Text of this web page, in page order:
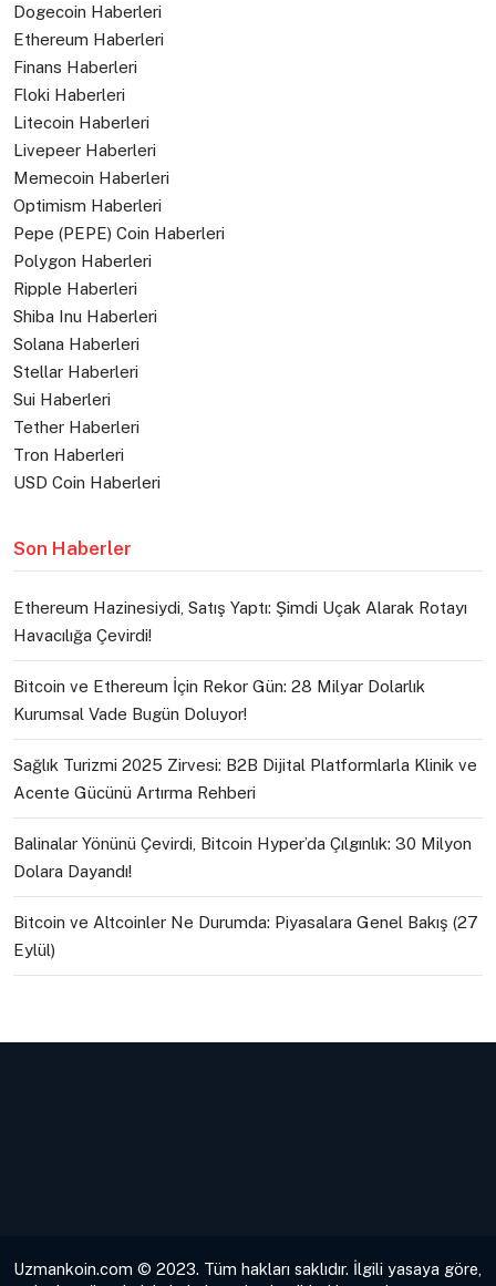
Dogecoin Haberleri
Ethereum Haberleri
Finans Haberleri
Floki Haberleri
Litecoin Haberleri
Livepeer Haberleri
Memecoin Haberleri
Optimism Haberleri
Pepe (PEPE) Coin Haberleri
Polygon Haberleri
Ripple Haberleri
Shiba Inu Haberleri
Solana Haberleri
Stellar Haberleri
Sui Haberleri
Tether Haberleri
Tron Haberleri
USD Coin Haberleri
Son Haberler
Ethereum Hazinesiydi, Satış Yaptı: Şimdi Uçak Alarak Rotayı
Havacılığa Çevirdi!
Bitcoin ve Ethereum İçin Rekor Gün: 28 Milyar Dolarlık
Kurumsal Vade Bugün Doluyor!
Sağlık Turizmi 2025 Zirvesi: B2B Dijital Platformlarla Klinik ve
Acente Gücünü Artırma Rehberi
Balinalar Yönünü Çevirdi, Bitcoin Hyper’da Çılgınlık: 30 Milyon
Dolara Dayandı!
Bitcoin ve Altcoinler Ne Durumda: Piyasalara Genel Bakış (27
Eylül)
Uzmankoin.com © 2023. Tüm hakları saklıdır. İlgili yasaya göre,